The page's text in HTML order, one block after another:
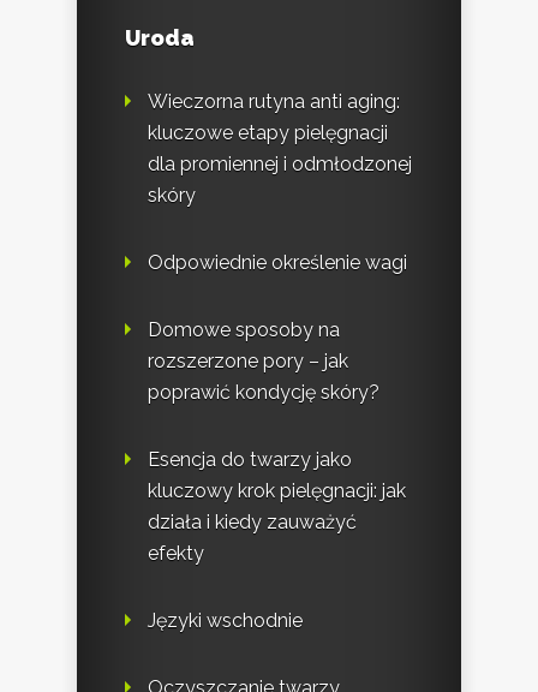
Uroda
Wieczorna rutyna anti aging:
kluczowe etapy pielęgnacji
dla promiennej i odmłodzonej
skóry
Odpowiednie określenie wagi
Domowe sposoby na
rozszerzone pory – jak
poprawić kondycję skóry?
Esencja do twarzy jako
kluczowy krok pielęgnacji: jak
działa i kiedy zauważyć
efekty
Języki wschodnie
Oczyszczanie twarzy